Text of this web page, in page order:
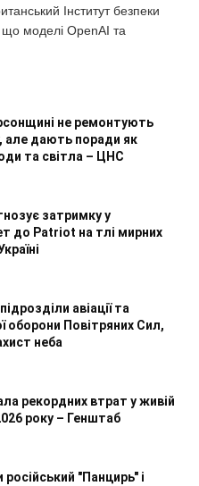
Інститут безпеки
що моделі OpenAI та
не ремонтують
але дають поради як
та світла – ЦНС
затримку у
до Patriot на тлі мирних
авіації та
оборони Повітряних Сил,
неба
рекордних втрат у живій
року – Генштаб
"Панцирь" і